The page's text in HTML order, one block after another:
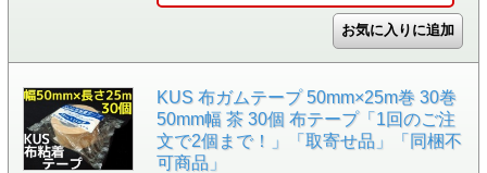
KUS 布ガムテープ 50mm×25m巻 30巻
50mm幅 茶 30個 布テープ「1回のご注
文で2個まで！」「取寄せ品」「同梱不
可商品」